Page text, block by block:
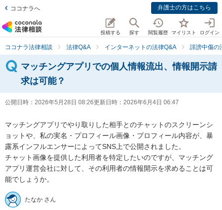
ココナラへ 弁護士の方はこちら
投稿する 探す 閲覧履歴 マイリスト ログイン
ココナラ法律相談 法律Q&A インターネットの法律Q&A 誹謗中傷の
マッチングアプリでの個人情報流出、情報開示請
求は可能？
公開日時： 2026年5月28日 08:26更新日時： 2026年6月4日 06:47
マッチングアプリでやり取りした相手とのチャットのスクリーンシ
ョットや、私の実名・プロフィール画像・プロフィール内容が、暴
露系インフルエンサーによってSNS上で公開されました。
チャット画像を提供した利用者を特定したいのですが、マッチング
アプリ運営会社に対して、その利用者の情報開示を求めることは可
能でしょうか。
たなか さん